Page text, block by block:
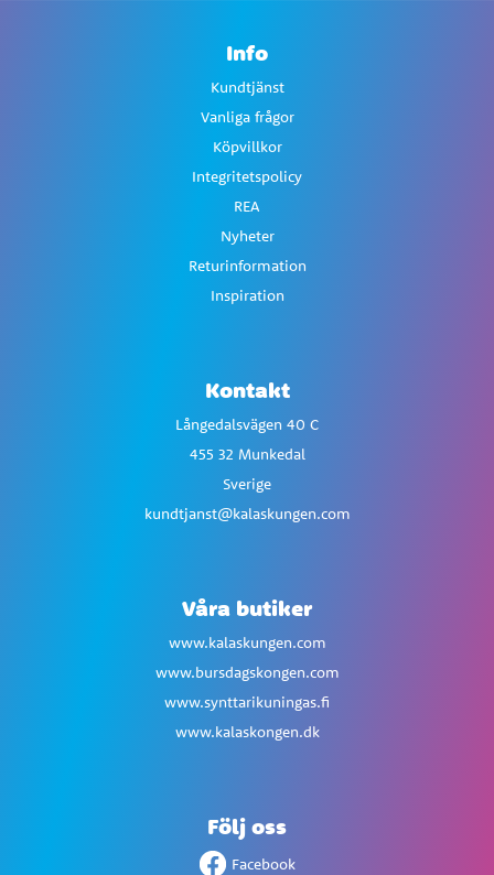
Info
Kundtjänst
Vanliga frågor
Köpvillkor
Integritetspolicy
REA
Nyheter
Returinformation
Inspiration
Kontakt
Långedalsvägen 40 C
455 32 Munkedal
Sverige
kundtjanst@kalaskungen.com
Våra butiker
www.kalaskungen.com
www.bursdagskongen.com
www.synttarikuningas.fi
www.kalaskongen.dk
Följ oss
Facebook